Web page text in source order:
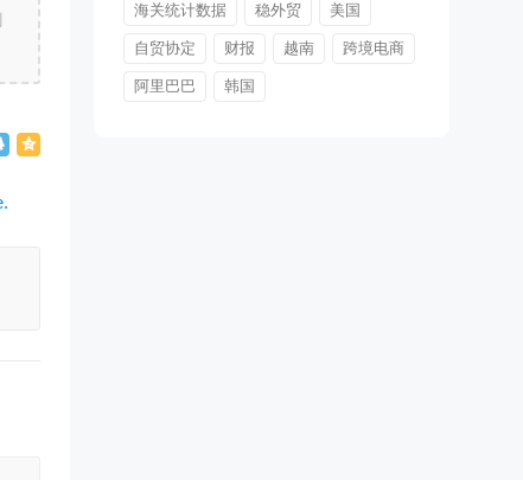
海关统计数据 稳外贸 美国
自贸协定 财报 越南 跨境电商
阿里巴巴 韩国